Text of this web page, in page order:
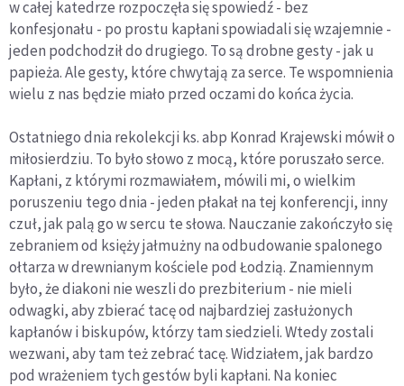
w całej katedrze rozpoczęła się spowiedź - bez
konfesjonału - po prostu kapłani spowiadali się wzajemnie -
jeden podchodził do drugiego. To są drobne gesty - jak u
papieża. Ale gesty, które chwytają za serce. Te wspomnienia
wielu z nas będzie miało przed oczami do końca życia.
Ostatniego dnia rekolekcji ks. abp Konrad Krajewski mówił o
miłosierdziu. To było słowo z mocą, które poruszało serce.
Kapłani, z którymi rozmawiałem, mówili mi, o wielkim
poruszeniu tego dnia - jeden płakał na tej konferencji, inny
czuł, jak palą go w sercu te słowa. Nauczanie zakończyło się
zebraniem od księży jałmużny na odbudowanie spalonego
ołtarza w drewnianym kościele pod Łodzią. Znamiennym
było, że diakoni nie weszli do prezbiterium - nie mieli
odwagki, aby zbierać tacę od najbardziej zasłużonych
kapłanów i biskupów, którzy tam siedzieli. Wtedy zostali
wezwani, aby tam też zebrać tacę. Widziałem, jak bardzo
pod wrażeniem tych gestów byli kapłani. Na koniec